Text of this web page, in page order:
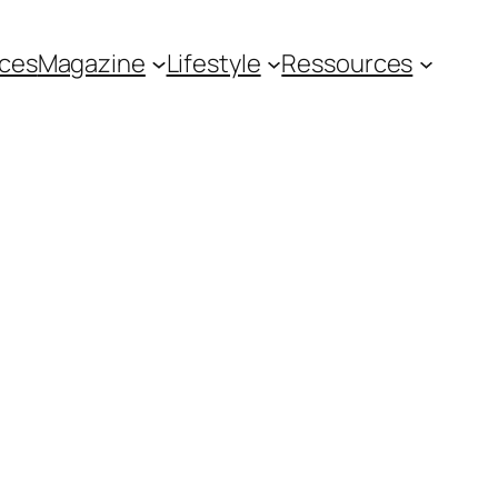
Magazine Lifestyle Ressources